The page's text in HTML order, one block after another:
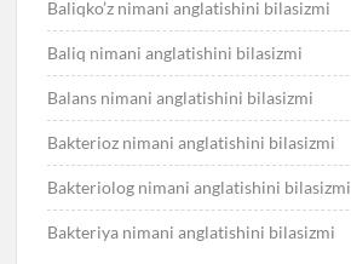
Baliqko’z nimani anglatishini bilasizmi
Baliq nimani anglatishini bilasizmi
Balans nimani anglatishini bilasizmi
Bakterioz nimani anglatishini bilasizmi
Bakteriolog nimani anglatishini bilasizmi
Bakteriya nimani anglatishini bilasizmi